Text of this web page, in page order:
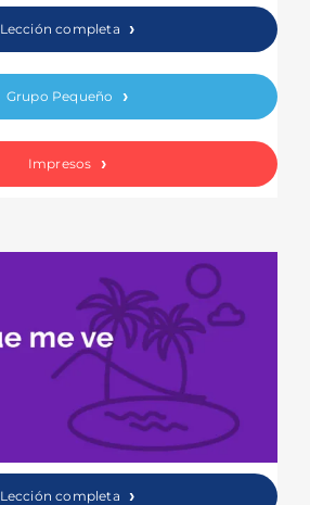
Lección completa
Grupo Pequeño
Impresos
Lección completa